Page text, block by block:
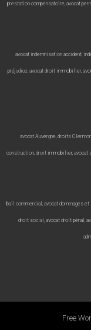
prestation compensatoire, avocat
avocat indemnisation accident,
préjudice, avocat droit immobilier,
avocat Auvergne, droits
construction, droit immobilier,
bail commercial, avocat dommages
droit social, avocat droit pénal,
Free